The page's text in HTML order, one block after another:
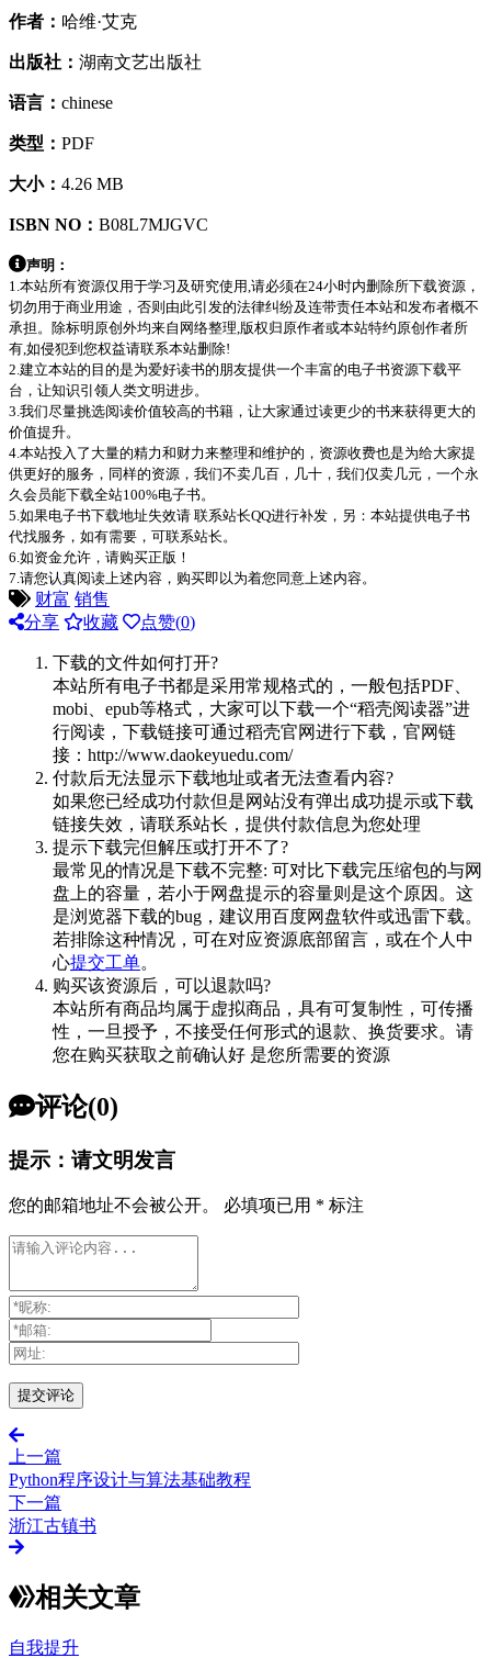
作者： 哈维·艾克
出版社： 湖南文艺出版社
语言： chinese
类型： PDF
大小： 4.26 MB
ISBN NO： B08L7MJGVC
声明：
1.本站所有资源仅用于学习及研究使用,请必须在24小时内删除所下载资源，
切勿用于商业用途，否则由此引发的法律纠纷及连带责任本站和发布者概不
承担。除标明原创外均来自网络整理,版权归原作者或本站特约原创作者所
有,如侵犯到您权益请联系本站删除!
2.建立本站的目的是为爱好读书的朋友提供一个丰富的电子书资源下载平
台，让知识引领人类文明进步。
3.我们尽量挑选阅读价值较高的书籍，让大家通过读更少的书来获得更大的
价值提升。
4.本站投入了大量的精力和财力来整理和维护的，资源收费也是为给大家提
供更好的服务，同样的资源，我们不卖几百，几十，我们仅卖几元，一个永
久会员能下载全站100%电子书。
5.如果电子书下载地址失效请 联系站长QQ进行补发，另：本站提供电子书
代找服务，如有需要，可联系站长。
6.如资金允许，请购买正版！
7.请您认真阅读上述内容，购买即以为着您同意上述内容。
财富 销售
分享
收藏 点赞(0)
下载的文件如何打开?
本站所有电子书都是采用常规格式的，一般包括PDF、
mobi、epub等格式，大家可以下载一个“稻壳阅读器”进
行阅读，下载链接可通过稻壳官网进行下载，官网链
接：http://www.daokeyuedu.com/
付款后无法显示下载地址或者无法查看内容?
如果您已经成功付款但是网站没有弹出成功提示或下载
链接失效，请联系站长，提供付款信息为您处理
提示下载完但解压或打开不了?
最常见的情况是下载不完整: 可对比下载完压缩包的与网
盘上的容量，若小于网盘提示的容量则是这个原因。这
是浏览器下载的bug，建议用百度网盘软件或迅雷下载。
若排除这种情况，可在对应资源底部留言，或在个人中
心提交工单。
购买该资源后，可以退款吗?
本站所有商品均属于虚拟商品，具有可复制性，可传播
性，一旦授予，不接受任何形式的退款、换货要求。请
您在购买获取之前确认好 是您所需要的资源
评论(0)
提示：请文明发言
您的邮箱地址不会被公开。 必填项已用 * 标注
上一篇
Python程序设计与算法基础教程
下一篇
浙江古镇书
相关文章
自我提升